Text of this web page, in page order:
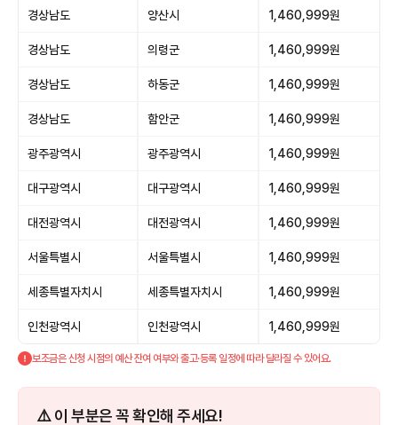
경상남도 양산시 1,460,999원
경상남도 의령군 1,460,999원
경상남도 하동군 1,460,999원
경상남도 함안군 1,460,999원
광주광역시 광주광역시 1,460,999원
대구광역시 대구광역시 1,460,999원
대전광역시 대전광역시 1,460,999원
서울특별시 서울특별시 1,460,999원
세종특별자치시 세종특별자치시 1,460,999원
인천광역시 인천광역시 1,460,999원
보조금은 신청 시점의 예산 잔여 여부와 출고·등록 일정에 따라 달라질 수 있어요.
⚠️ 이 부분은 꼭 확인해 주세요!